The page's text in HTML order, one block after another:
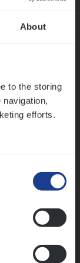
About
to the storing
efforts.